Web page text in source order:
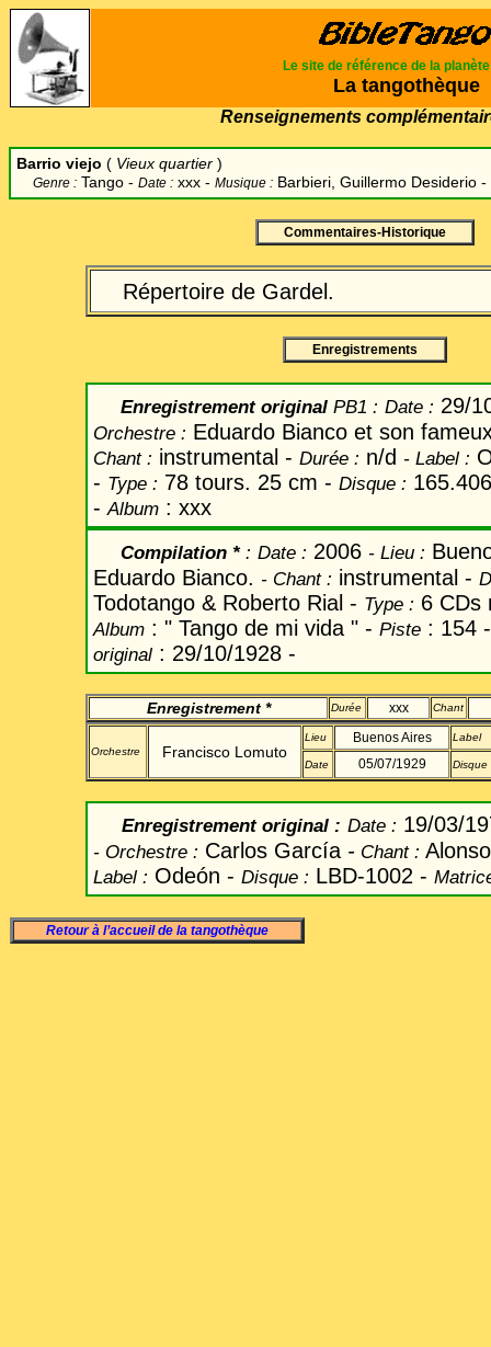
Le site de référence de la planète
La tangothèque
Renseignements
Barrio viejo ( Vieux quartier )
Genre : Tango - Date : xxx - Musique : Barbieri, Guillermo Desiderio -
Commentaires-Historique
Répertoire de Gardel.
Enregistrements
Enregistrement original PB1 : Date : 29/
Orchestre : Eduardo Bianco et son
Chant: instrumental - Durée : n/d - Label :
- Type : 78 tours. 25 cm - Disque :
- Album : xxx
Compilation * : Date : 2006 - Lieu :
Eduardo Bianco. - Chant: instrumental -
Todotango & Roberto Rial - Type : 6
Album : " Tango de mi vida " - Piste : 154
original : 29/10/1928 -
Enregistrement * Durée xxx Chant
Orchestre Francisco Lomuto
Lieu Buenos Aires Label
Date 05/07/1929 Disque
Enregistrement original : Date : 19/03/
- Orchestre : Carlos García - Chant:
Label : Odeón - Disque : LBD-1002 -
Retour à l’accueil de la tangothèque